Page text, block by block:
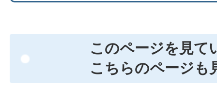
このページを見て
こちらのページも